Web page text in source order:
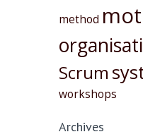
method
Scrum
workshops
Archives